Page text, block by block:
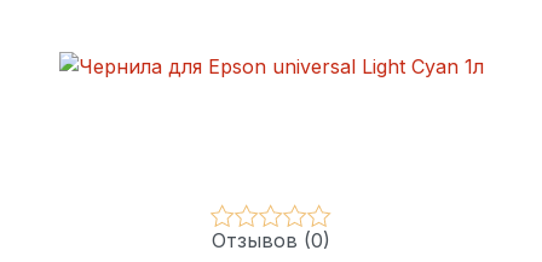
Отзывов (0)